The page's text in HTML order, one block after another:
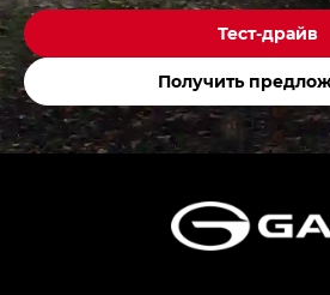
Тест-драйв
Получить